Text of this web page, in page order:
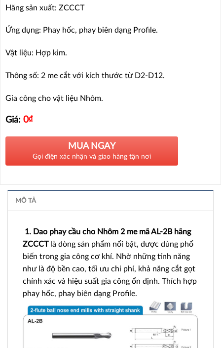
Hãng sản xuất: ZCCCT
Ứng dụng: Phay hốc, phay biên dạng Profile.
Vật liệu: Hợp kim.
Thông số: 2 me cắt với kích thước từ D2-D12.
Gia công cho vật liệu Nhôm.
Giá: 0₫
MUA NGAY
Gọi điện xác nhận và giao hàng tận nơi
MÔ TẢ
1. Dao phay cầu cho Nhôm 2 me mã AL-2B hãng
ZCCCTlà dòng sản phẩm nổi bật, được dùng phổ
biến trong gia công cơ khí. Nhờ những tính năng
như là độ bền cao, tối ưu chi phí, khả năng cắt gọt
chính xác và hiệu suất gia công ổn định. Thích hợp
phay hốc, phay biên dạng Profile.